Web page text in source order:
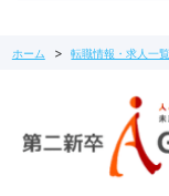
ホーム 転職情報・求人一